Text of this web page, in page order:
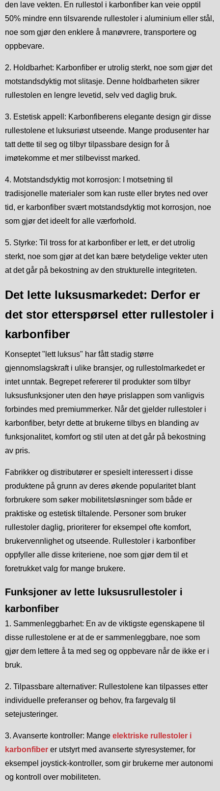
den lave vekten. En rullestol i karbonfiber kan veie opptil
50% mindre enn tilsvarende rullestoler i aluminium eller stål,
noe som gjør den enklere å manøvrere, transportere og
oppbevare.
2. Holdbarhet: Karbonfiber er utrolig sterkt, noe som gjør det
motstandsdyktig mot slitasje. Denne holdbarheten sikrer
rullestolen en lengre levetid, selv ved daglig bruk.
3. Estetisk appell: Karbonfiberens elegante design gir disse
rullestolene et luksuriøst utseende. Mange produsenter har
tatt dette til seg og tilbyr tilpassbare design for å
imøtekomme et mer stilbevisst marked.
4. Motstandsdyktig mot korrosjon: I motsetning til
tradisjonelle materialer som kan ruste eller brytes ned over
tid, er karbonfiber svært motstandsdyktig mot korrosjon, noe
som gjør det ideelt for alle værforhold.
5. Styrke: Til tross for at karbonfiber er lett, er det utrolig
sterkt, noe som gjør at det kan bære betydelige vekter uten
at det går på bekostning av den strukturelle integriteten.
Det lette luksusmarkedet: Derfor er
det stor etterspørsel etter rullestoler i
karbonfiber
Konseptet "lett luksus" har fått stadig større
gjennomslagskraft i ulike bransjer, og rullestolmarkedet er
intet unntak. Begrepet refererer til produkter som tilbyr
luksusfunksjoner uten den høye prislappen som vanligvis
forbindes med premiummerker. Når det gjelder rullestoler i
karbonfiber, betyr dette at brukerne tilbys en blanding av
funksjonalitet, komfort og stil uten at det går på bekostning
av pris.
Fabrikker og distributører er spesielt interessert i disse
produktene på grunn av deres økende popularitet blant
forbrukere som søker mobilitetsløsninger som både er
praktiske og estetisk tiltalende. Personer som bruker
rullestoler daglig, prioriterer for eksempel ofte komfort,
brukervennlighet og utseende. Rullestoler i karbonfiber
oppfyller alle disse kriteriene, noe som gjør dem til et
foretrukket valg for mange brukere.
Funksjoner av lette luksusrullestoler i
karbonfiber
1. Sammenleggbarhet: En av de viktigste egenskapene til
disse rullestolene er at de er sammenleggbare, noe som
gjør dem lettere å ta med seg og oppbevare når de ikke er i
bruk.
2. Tilpassbare alternativer: Rullestolene kan tilpasses etter
individuelle preferanser og behov, fra fargevalg til
setejusteringer.
3. Avanserte kontroller: Mange elektriske rullestoler i
karbonfiber er utstyrt med avanserte styresystemer, for
eksempel joystick-kontroller, som gir brukerne mer autonomi
og kontroll over mobiliteten.